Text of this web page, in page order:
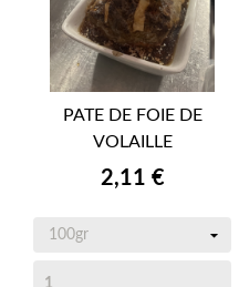
PATE DE FOIE DE
VOLAILLE
Prix
2,11 €